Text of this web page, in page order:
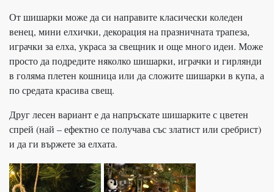
От шишарки може да си направите класически коледен
венец, мини елхички, декорация на празничната трапеза,
играчки за елха, украса за свещник и още много идеи. Може
просто да подредите няколко шишарки, играчки и гирлянди
в голяма плетен кошница или да сложите шишарки в купа, а
по средата красива свещ.
Друг лесен вариант е да напръскате шишарките с цветен
спрей (най – ефектно се получава със златист или сребрист)
и да ги вържете за елхата.